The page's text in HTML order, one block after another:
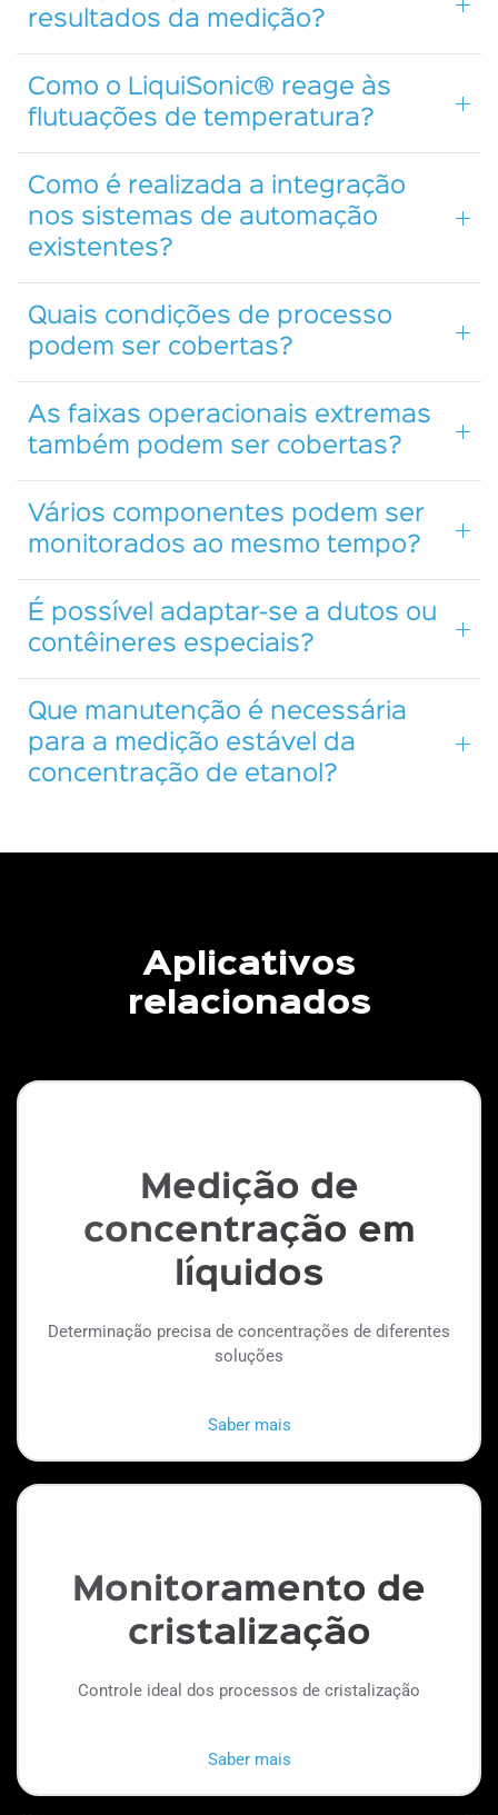
resultados da medição?
Como o LiquiSonic® reage às
flutuações de temperatura?
Como é realizada a integração
nos sistemas de automação
existentes?
Quais condições de processo
podem ser cobertas?
As faixas operacionais extremas
também podem ser cobertas?
Vários componentes podem ser
monitorados ao mesmo tempo?
É possível adaptar-se a dutos ou
contêineres especiais?
Que manutenção é necessária
para a medição estável da
concentração de etanol?
Aplicativos
relacionados
Medição de
concentração em
líquidos
Determinação precisa de concentrações de diferentes
soluções
Saber mais
Monitoramento de
cristalização
Controle ideal dos processos de cristalização
Saber mais